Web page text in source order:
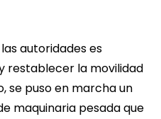
autoridades es
restablecer la movilidad
se puso en marcha un
maquinaria pesada que